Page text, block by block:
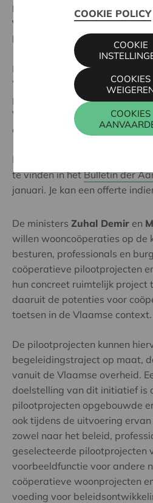
Departement Omgeving en
Vlaanderen, samen met
Bouwmeester, VVSG,
Het Departement Omgeving
Wonen-Vlaanderen starten
potentieel van coöperatieve
Vlaanderen. Ter ondersteuning
extern coördinatieteam aan.
De omschrijving van deze
te vinden in hetBulletin der
januari. Je kan een offerte
De ministers Zuhal Demir en
willen wooncoöperaties op de
besturen, professionals en
coöperatieve pilootprojecten
hun concreet ruimtelijk project
daaruit de potenties voor
toetsen in de Vlaamse context.
De pilootprojecten kunnen
begeleidingstraject op maat,
vanuit de Vlaamse overheid.
doelstelling van dit initiatief is
pilootprojecten opgebouwde
ook tijdens de uitvoering
zowel naar het beleid,
geselecteerde pilootprojecten
voorbeeldfunctie voor andere
coöperatieve woonprojecten
voeding voor
COOKIE POLICY
COOKIES
COOKIES
COOKIE